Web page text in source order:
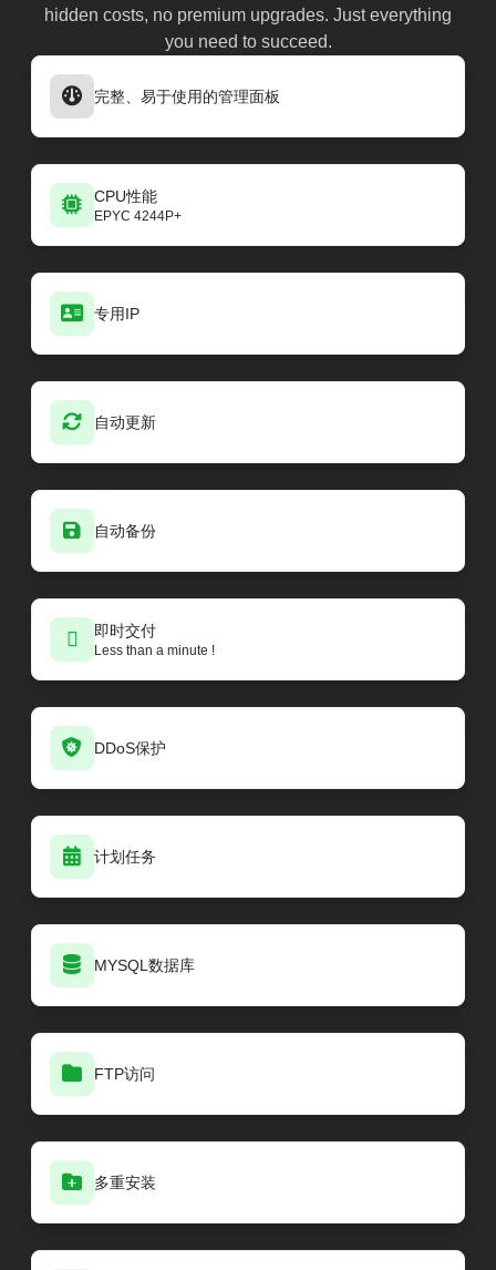
hidden costs, no premium upgrades. Just everything
you need to succeed.
完整、易于使用的管理面板
CPU性能
EPYC 4244P+
专用IP
自动更新
自动备份
即时交付
Less than a minute !
DDoS保护
计划任务
MYSQL数据库
FTP访问
多重安装